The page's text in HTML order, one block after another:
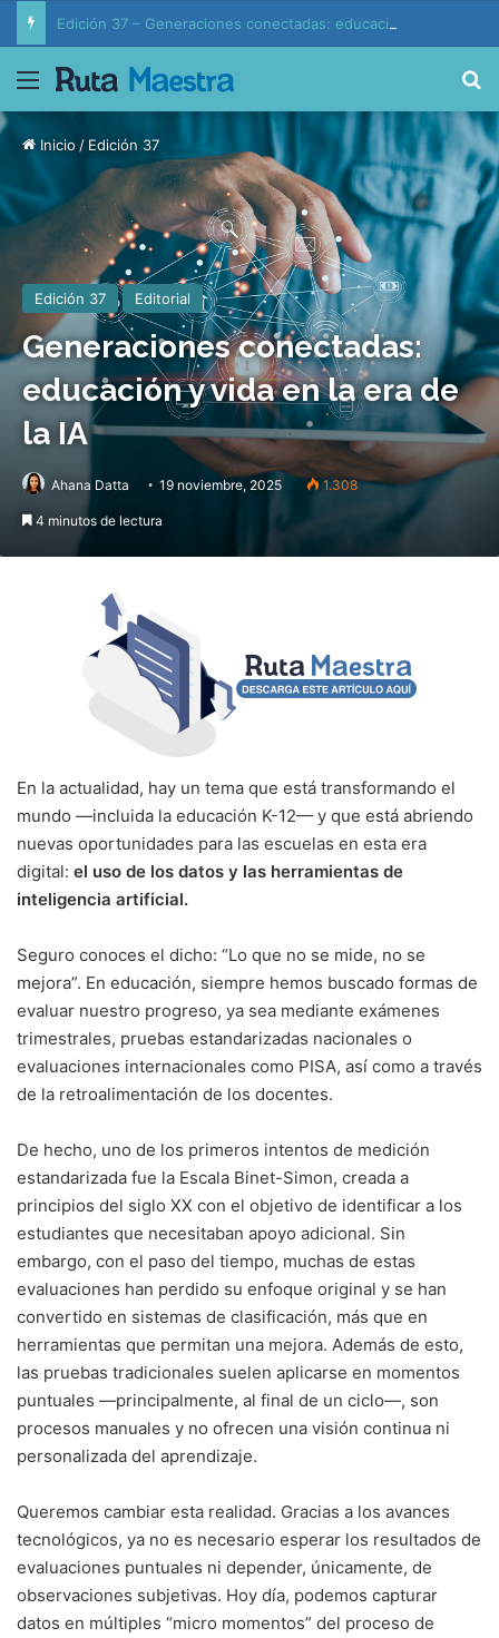
Menú
Inicio / Edición 37
Edición 37 Editorial
Generaciones conectadas:
educación y vida en la era de
la IA
Ahana Datta 19 noviembre, 2025 1.308
4 minutos de lectura
En la actualidad, hay un tema que está transformando el
mundo —incluida la educación K-12— y que está abriendo
nuevas oportunidades para las escuelas en esta era
digital: el uso de los datos y las herramientas de
inteligencia artificial.
Seguro conoces el dicho: “Lo que no se mide, no se
mejora”. En educación, siempre hemos buscado formas de
evaluar nuestro progreso, ya sea mediante exámenes
trimestrales, pruebas estandarizadas nacionales o
evaluaciones internacionales como PISA, así como a través
de la retroalimentación de los docentes.
De hecho, uno de los primeros intentos de medición
estandarizada fue la Escala Binet-Simon, creada a
principios del siglo XX con el objetivo de identificar a los
estudiantes que necesitaban apoyo adicional. Sin
embargo, con el paso del tiempo, muchas de estas
evaluaciones han perdido su enfoque original y se han
convertido en sistemas de clasificación, más que en
herramientas que permitan una mejora. Además de esto,
las pruebas tradicionales suelen aplicarse en momentos
puntuales —principalmente, al final de un ciclo—, son
procesos manuales y no ofrecen una visión continua ni
personalizada del aprendizaje.
Queremos cambiar esta realidad. Gracias a los avances
tecnológicos, ya no es necesario esperar los resultados de
evaluaciones puntuales ni depender, únicamente, de
observaciones subjetivas. Hoy día, podemos capturar
datos en múltiples “micro momentos” del proceso de